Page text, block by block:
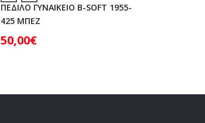
ΠΕΔΙΛΟ ΓΥΝΑΙΚΕΙΟ B-SOFT 1955-
425 ΜΠΕΖ
50,00€